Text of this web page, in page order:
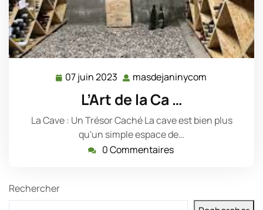
07 juin 2023 07
juin
2023
masdejaninycom
L’Art de la Ca …
La Cave : Un Trésor Caché La cave est bien plus
qu'un simple espace de…
0 Commentaires
Rechercher